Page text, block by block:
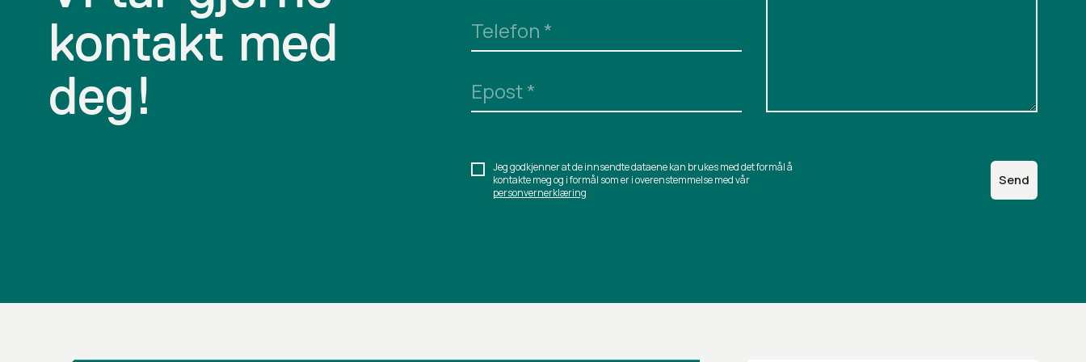
kontakt med
deg!
Telefon *
Epost*
Jeg godkjenner at de innsendte dataene kan brukes med det formål å
kontakte meg og i formål som er i overenstemmelse med vår
personvernerklæring
Send